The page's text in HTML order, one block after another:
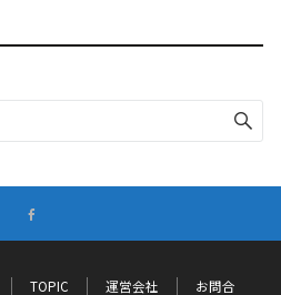
TOPIC 運営会社 お問合